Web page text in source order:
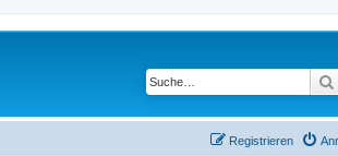
Registrieren